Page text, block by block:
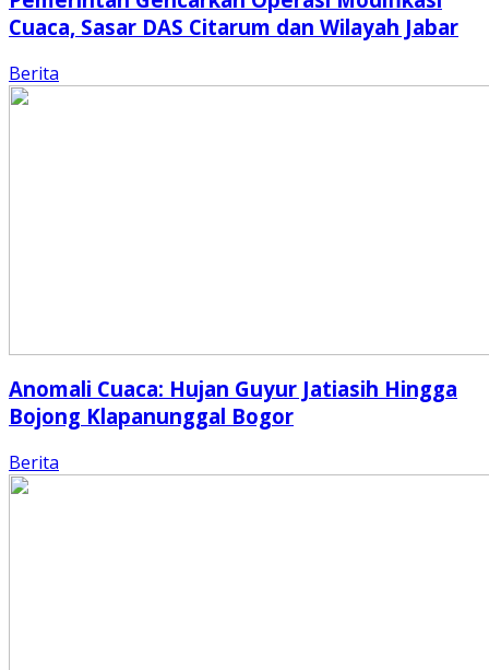
Cuaca, Sasar DAS Citarum dan Wilayah Jabar
Berita
Anomali Cuaca: Hujan Guyur Jatiasih Hingga
Bojong Klapanunggal Bogor
Berita